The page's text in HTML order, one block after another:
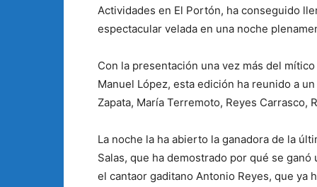
Actividades en El Portón, ha conseguido
espectacular velada en una noche
Con la presentación una vez más del
Manuel López, esta edición ha reunido a
Zapata, María Terremoto, Reyes Carrasco,
La noche la ha abierto la ganadora de la
Salas, que ha demostrado por qué se
el cantaor gaditano Antonio Reyes, que ya